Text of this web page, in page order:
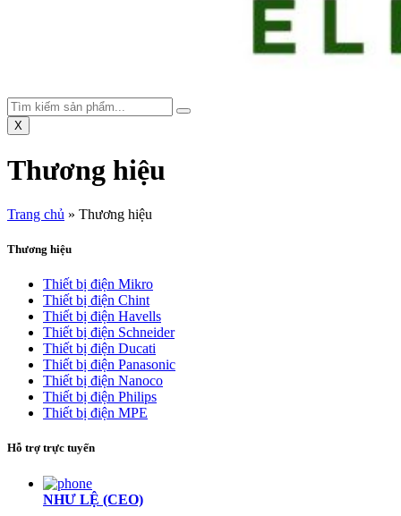
X
Thương hiệu
Trang chủ » Thương hiệu
Thương hiệu
Thiết bị điện Mikro
Thiết bị điện Chint
Thiết bị điện Havells
Thiết bị điện Schneider
Thiết bị điện Ducati
Thiết bị điện Panasonic
Thiết bị điện Nanoco
Thiết bị điện Philips
Thiết bị điện MPE
Hỗ trợ trực tuyến
NHƯ LỆ (CEO)